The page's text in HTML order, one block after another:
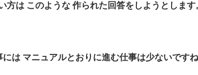
方は このような 作られた回答をしようとします
には マニュアルとおりに進む仕事は少ないですね